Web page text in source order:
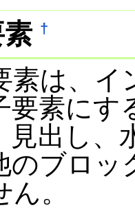
†
素は、イ
要素にす
見出し、
のブロッ
。